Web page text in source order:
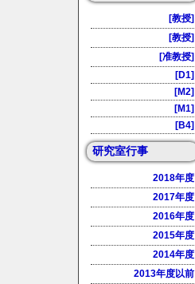
[教授]
[教授]
[准教授]
[D1]
[M2]
[M1]
[B4]
研究室行事
2018年度
2017年度
2016年度
2015年度
2014年度
2013年度以前